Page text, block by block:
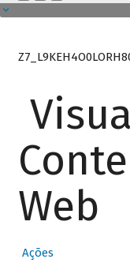
Web
Ações